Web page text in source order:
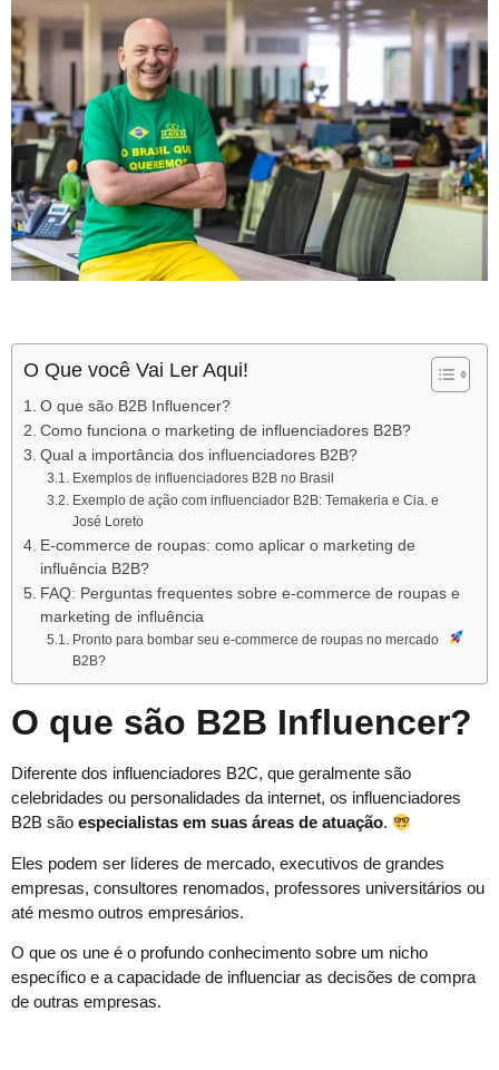
O Que você Vai Ler Aqui!
O que são B2B Influencer?
Como funciona o marketing de influenciadores B2B?
Qual a importância dos influenciadores B2B?
Exemplos de influenciadores B2B no Brasil
Exemplo de ação com influenciador B2B: Temakeria e Cia. e
José Loreto
E-commerce de roupas: como aplicar o marketing de
influência B2B?
FAQ: Perguntas frequentes sobre e-commerce de roupas e
marketing de influência
Pronto para bombar seu e-commerce de roupas no mercado
B2B?
O que são B2B Influencer?
Diferente dos influenciadores B2C, que geralmente são
celebridades ou personalidades da internet, os influenciadores
B2B são especialistas em suas áreas de atuação.
Eles podem ser líderes de mercado, executivos de grandes
empresas, consultores renomados, professores universitários ou
até mesmo outros empresários.
O que os une é o profundo conhecimento sobre um nicho
específico e a capacidade de influenciar as decisões de compra
de outras empresas.